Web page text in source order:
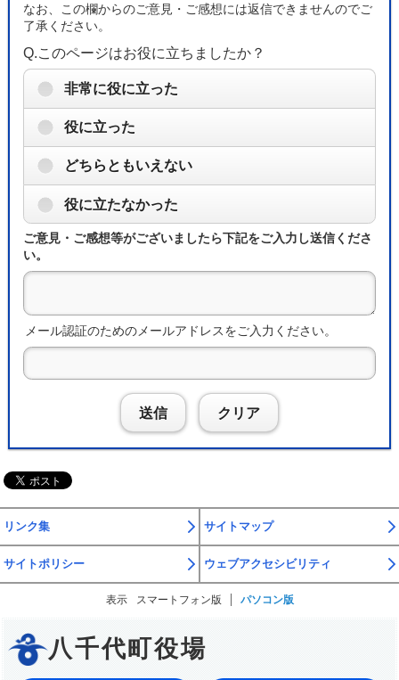
なお、この欄からのご意見・ご感想には返信できませんのでご
了承ください。
Q.このページはお役に立ちましたか？
非常に役に立った
役に立った
どちらともいえない
役に立たなかった
ご意見・ご感想等がございましたら下記をご入力し送信くださ
い。
メール認証のためのメールアドレスをご入力ください。
送信 クリア
リンク集 サイトマップ
サイトポリシー ウェブアクセシビリティ
表示 スマートフォン版 パソコン版
八千代町役場